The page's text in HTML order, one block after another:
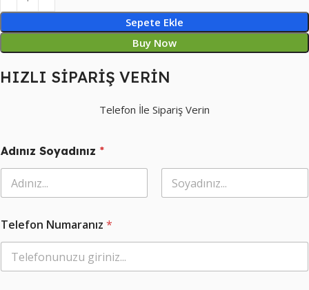
Sepete Ekle
Buy Now
HIZLI SİPARİŞ VERİN
Telefon İle Sipariş Verin
Adınız Soyadınız *
Telefon Numaranız *